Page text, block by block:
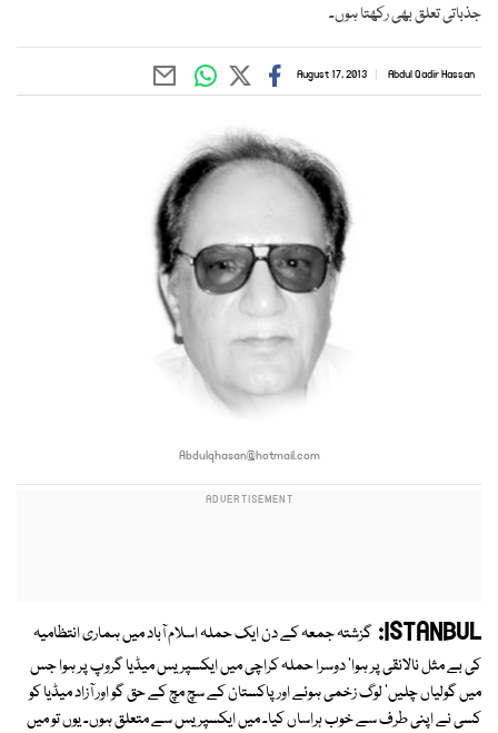
جذباتی تعلق بھی رکھتا ہوں۔
Abdul Qadir Hassan
August 17, 2013
Abdulqhasan@hotmail.com
ISTANBUL: گزشتہ جمعہ کے دن ایک حملہ اسلام آباد میں ہماری انتظامیہ
کی بے مثل نالائقی پر ہوا' دوسرا حملہ کراچی میں ایکسپریس میڈیا گروپ پر ہوا جس
میں گولیاں چلیں' لوگ زخمی ہوئے اور پاکستان کے سچ مچ کے حق گو اور آزاد میڈیا کو
کسی نے اپنی طرف سے خوب ہراساں کیا۔ میں ایکسپریس سے متعلق ہوں۔ یوں تو میں